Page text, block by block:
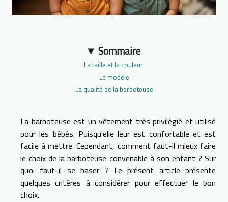
Sommaire
La taille et la couleur
Le modèle
La qualité de la barboteuse
La barboteuse est un vêtement très privilégié et utilisé
pour les bébés. Puisqu'elle leur est confortable et est
facile à mettre. Cependant, comment faut-il mieux faire
le choix de la barboteuse convenable à son enfant ? Sur
quoi faut-il se baser ? Le présent article présente
quelques critères à considérer pour effectuer le bon
choix.